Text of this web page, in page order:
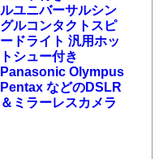
ルユニバーサルシン
グルコンタクトスピ
ードライト 汎用ホッ
トシュー付き
Panasonic Olympus
Pentax などのDSLR
＆ミラーレスカメラ